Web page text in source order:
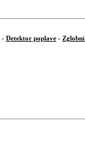
- Detektor poplave - Zglobni